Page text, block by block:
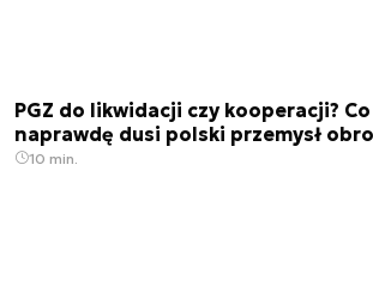
PGZ do likwidacji czy kooperacji? Co
naprawdę dusi polski przemysł
10 min.